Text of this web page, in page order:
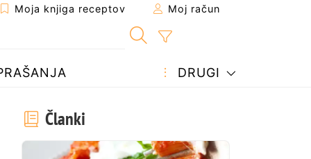
Moja knjiga receptov Moj račun
DRUGI
Članki